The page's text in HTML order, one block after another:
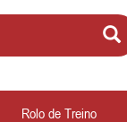
Rolo de Treino